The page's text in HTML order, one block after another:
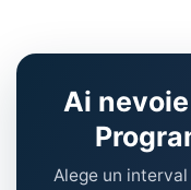
Ai
Alege un